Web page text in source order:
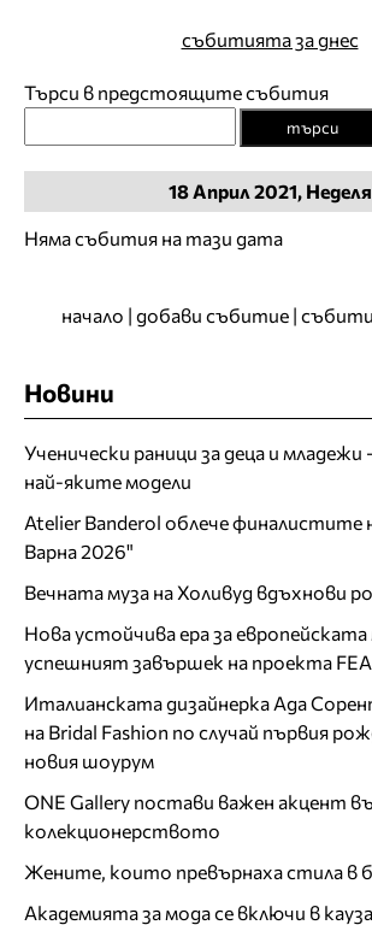
събитията за днес
Търси в предстоящите събития
търси
18Април 2021, Неделя
Няма събития на тази дата
начало | добави събитие |
Новини
Ученически раници за деца и младежи
най-яките модели
Atelier Banderol облече
Варна 2026"
Вечната муза на Холивуд вдъхнови
Нова устойчива ера за европейската
успешният завършек на проекта
Италианската дизайнерка Ада
на Bridal Fashion по случай първия
новия шоурум
ONE Gallery постави важен акцент
колекционерството
Жените, които превърнаха стила в
Академията за мода се включи в